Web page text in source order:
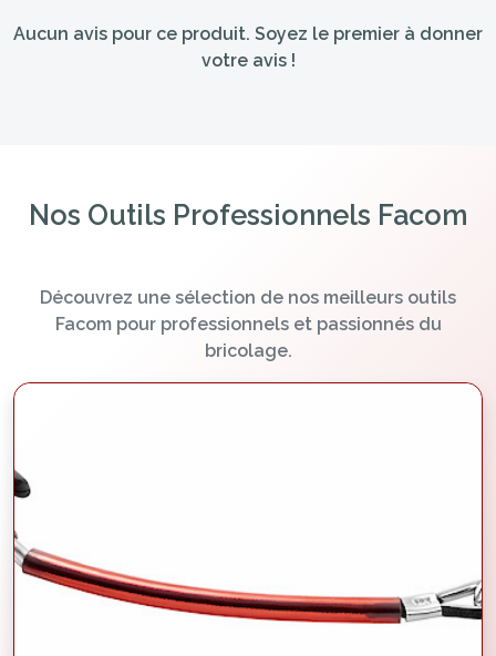
Aucun avis pour ce produit. Soyez le premier à donner
votre avis !
Nos Outils Professionnels Facom
Découvrez une sélection de nos meilleurs outils
Facom pour professionnels et passionnés du
bricolage.